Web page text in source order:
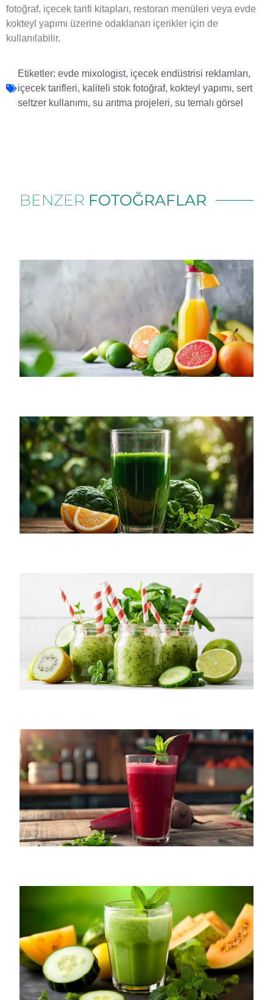
fotoğraf, içecek tarifi kitapları, restoran menüleri veya evde
kokteyl yapımı üzerine odaklanan içerikler için de
kullanılabilir.
Etiketler: evde mixologist, içecek endüstrisi reklamları,
içecek tarifleri, kaliteli stok fotoğraf, kokteyl yapımı, sert
seltzer kullanımı, su arıtma projeleri, su temalı görsel
BENZER FOTOĞRAFLAR